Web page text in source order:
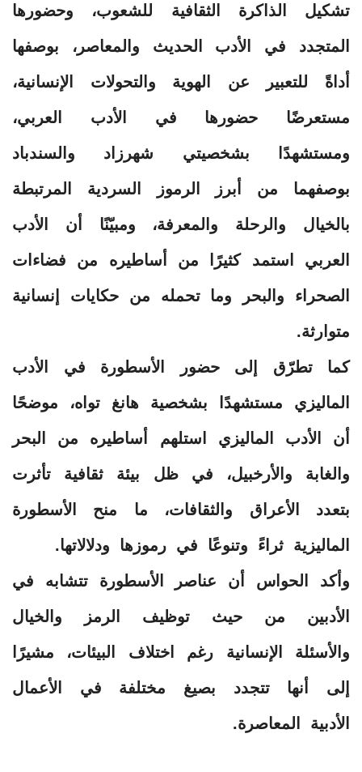
تشكيل الذاكرة الثقافية للشعوب، وحضورها
المتجدد في الأدب الحديث والمعاصر، بوصفها
أداةً للتعبير عن الهوية والتحولات الإنسانية،
مستعرضًا حضورها في الأدب العربي،
ومستشهدًا بشخصيتي شهرزاد والسندباد
بوصفهما من أبرز الرموز السردية المرتبطة
بالخيال والرحلة والمعرفة، ومبيّنًا أن الأدب
العربي استمد كثيرًا من أساطيره من فضاءات
الصحراء والبحر وما تحمله من حكايات إنسانية
متوارثة.
كما تطرّق إلى حضور الأسطورة في الأدب
الماليزي مستشهدًا بشخصية هانغ تواه، موضحًا
أن الأدب الماليزي استلهم أساطيره من البحر
والغابة والأرخبيل، في ظل بيئة ثقافية تأثرت
بتعدد الأعراق والثقافات، ما منح الأسطورة
الماليزية ثراءً وتنوعًا في رموزها ودلالاتها.
وأكد الحواس أن عناصر الأسطورة تتشابه في
الأدبين من حيث توظيف الرمز والخيال
والأسئلة الإنسانية رغم اختلاف البيئات، مشيرًا
إلى أنها تتجدد بصيغ مختلفة في الأعمال
الأدبية المعاصرة.